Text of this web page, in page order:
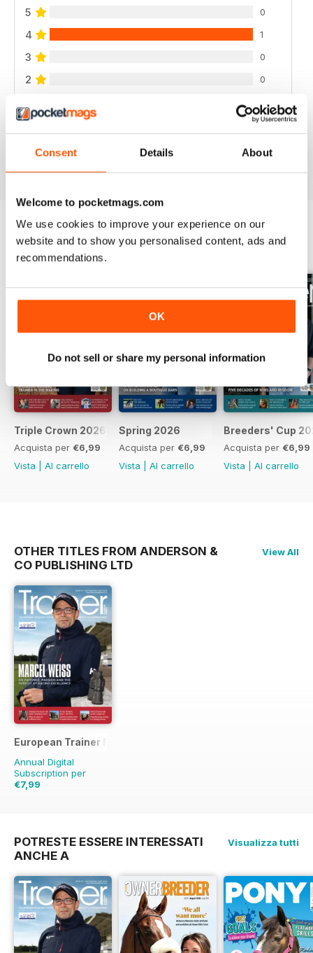
Consent Details About
Welcome to pocketmags.com
We use cookies to improve your experience on our
website and to show you personalised content, ads and
recommendations.
OK
Do not sell or share my personal information
5 0
4 1
3 0
2 0
VISUALIZZA LE RECENSIONI
EDIZIONI INDIETRO Visualizza tutti
Triple Crown 2026
Acquista per €6,99
Vista
Al carrello
Spring 2026
Acquista per €6,99
Vista
Al carrello
Breeders' Cup
Acquista per €6,99
Vista
Al carrello
OTHER TITLES FROM ANDERSON &
CO PUBLISHING LTD
View All
European Trainer Magazine - horse racing
Annual Digital
Subscription per
€7,99
POTRESTE ESSERE INTERESSATI
ANCHE A
Visualizza tutti